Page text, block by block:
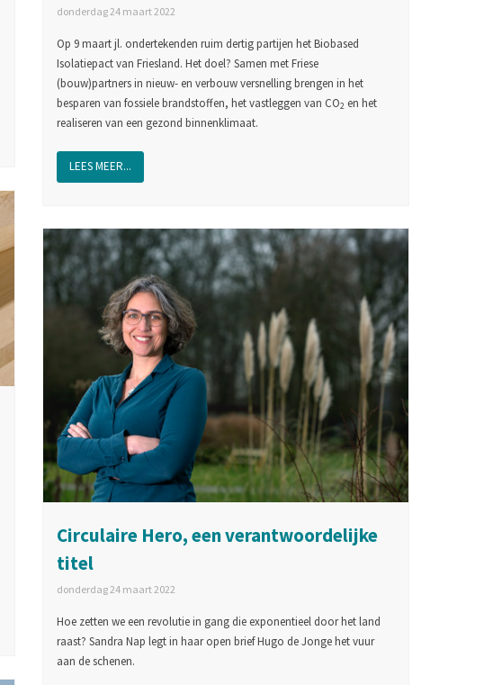
donderdag 24 maart 2022
Op 9 maart jl. ondertekenden ruim dertig partijen het Biobased
Isolatiepact van Friesland. Het doel? Samen met Friese
(bouw)partners in nieuw- en verbouw versnelling brengen in het
besparen van fossiele brandstoffen, het vastleggen van CO2 en het
realiseren van een gezond binnenklimaat.
LEES MEER...
Circulaire Hero, een verantwoordelijke
titel
donderdag 24 maart 2022
Hoe zetten we een revolutie in gang die exponentieel door het land
raast? Sandra Nap legt in haar open brief Hugo de Jonge het vuur
aan de schenen.